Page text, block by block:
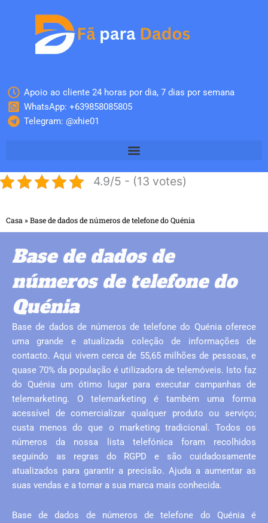
Apoio ao cliente 24 horas por dia, 7 dias por semana
WhatsApp: +639858085805
Telegram: @xhie01
4.9/5 - (13 votes)
Casa »Base de dados de números de telefone do Quénia
Base de dados de
números de telefone do
Quénia
Base de dados de números de telefone do Quénia oferece
uma grande e atualizada coleção de informações de
contacto. Aqui vivem cerca de 55,65 milhões de pessoas, e
quase 70% da população é utilizadora de telemóveis. Isto faz
do Quénia um ótimo lugar para executar campanhas de
telemarketing. O telemarketing é também uma forma
acessível de comercializar qualquer produto ou serviço;
custa menos do que o marketing tradicional. Todos os
números da nossa lista telefónica foram recolhidos
seguindo as regras do RGPD e são cuidadosamente
atualizados para garantir a precisão. Ajuda a aumentar as
suas vendas e a tornar a sua marca mais conhecida.
Base de dados de números de telefone do Quénia é